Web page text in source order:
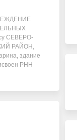
СЕВЕРО-
РАЙОН,
здание
РНН